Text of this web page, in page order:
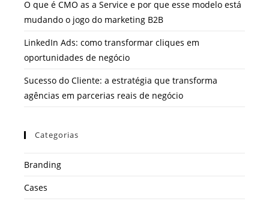
O que é CMO as a Service e por que esse modelo está
mudando o jogo do marketing B2B
LinkedIn Ads: como transformar cliques em
oportunidades de negócio
Sucesso do Cliente: a estratégia que transforma
agências em parcerias reais de negócio
Categorias
Branding
Cases